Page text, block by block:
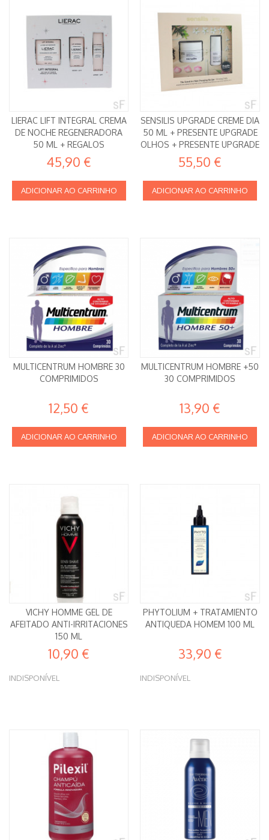
LIERAC LIFT INTEGRAL CREMA
DE NOCHE REGENERADORA
50 ML + REGALOS
45,90 €
ADICIONAR AO CARRINHO
SENSILIS UPGRADE CREME DIA
50 ML + PRESENTE UPGRADE
OLHOS + PRESENTE UPGRADE
AMPOLAS
55,50 €
ADICIONAR AO CARRINHO
MULTICENTRUM HOMBRE 30
COMPRIMIDOS
12,50 €
ADICIONAR AO CARRINHO
MULTICENTRUM HOMBRE +50
30 COMPRIMIDOS
13,90 €
ADICIONAR AO CARRINHO
VICHY HOMME GEL DE
AFEITADO ANTI-IRRITACIONES
150 ML
10,90 €
INDISPONÍVEL
PHYTOLIUM + TRATAMIENTO
ANTIQUEDA HOMEM 100 ML
33,90 €
INDISPONÍVEL